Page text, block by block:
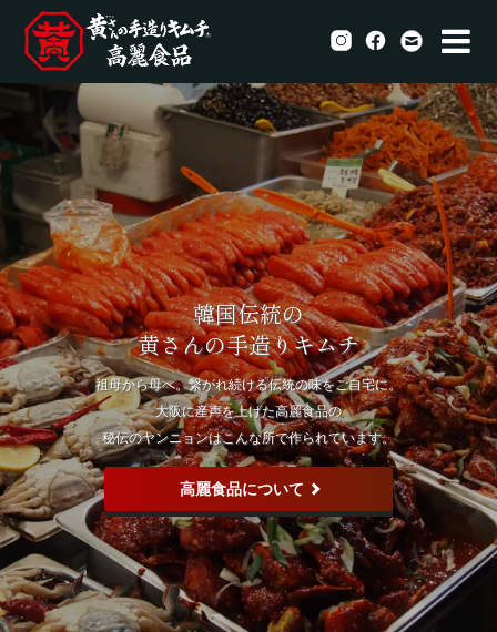
韓国伝統の
黄さんの手造りキムチ
祖母から母へ。繋がれ続ける伝統の味をご自宅に。
大阪に産声を上げた高麗食品の
秘伝のヤンニョンはこんな所で作られています。
高麗食品について